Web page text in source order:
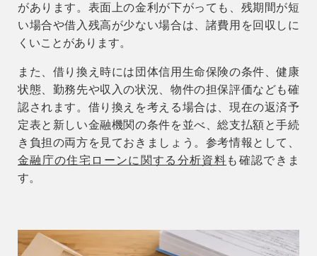
があります。表面上の金利が下がっても、残期間が短
い場合や借入残高が少ない場合は、諸費用を回収しに
くいことがあります。
また、借り換え時には団体信用生命保険の条件、健康
状態、勤務先や収入の状況、物件の担保評価なども確
認されます。借り換えを考える場合は、現在の返済予
定表と新しい金融機関の条件を並べ、総支払額と手続
き負担の両方を見ておきましょう。参考情報として、
金融庁の住宅ローンに関する分析資料 も確認できま
す。